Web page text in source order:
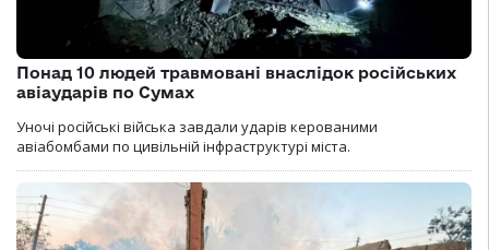
Понад 10 людей травмовані внаслідок російських
авіаударів по Сумах
Уночі російські війська завдали ударів керованими
авіабомбами по цивільній інфраструктурі міста.